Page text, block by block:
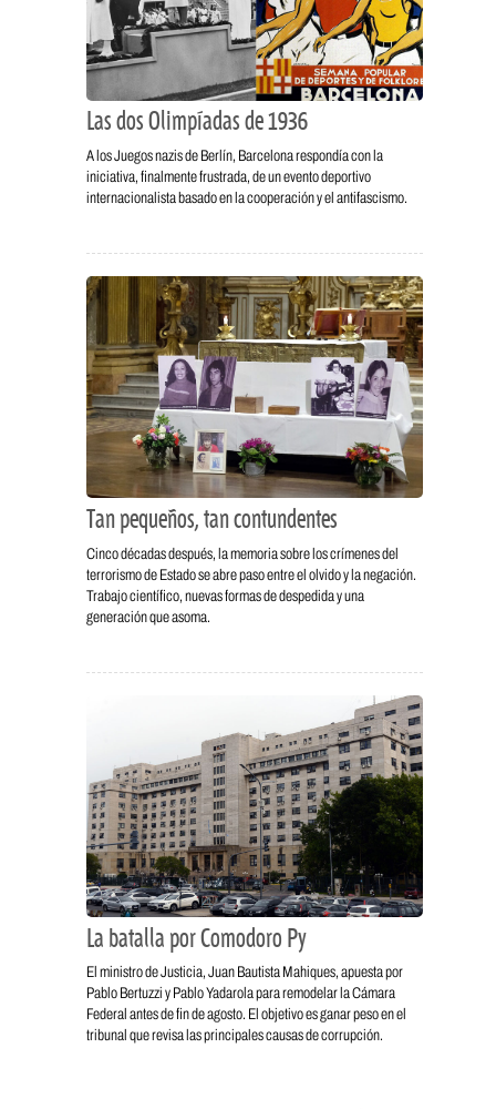
Las dos Olimpíadas de 1936
A los Juegos nazis de Berlín, Barcelona respondía con la
iniciativa, finalmente frustrada, de un evento deportivo
internacionalista basado en la cooperación y el antifascismo.
Tan pequeños, tan contundentes
Cinco décadas después, la memoria sobre los crímenes del
terrorismo de Estado se abre paso entre el olvido y la negación.
Trabajo científico, nuevas formas de despedida y una
generación que asoma.
La batalla por Comodoro Py
El ministro de Justicia, Juan Bautista Mahiques, apuesta por
Pablo Bertuzzi y Pablo Yadarola para remodelar la Cámara
Federal antes de fin de agosto. El objetivo es ganar peso en el
tribunal que revisa las principales causas de corrupción.